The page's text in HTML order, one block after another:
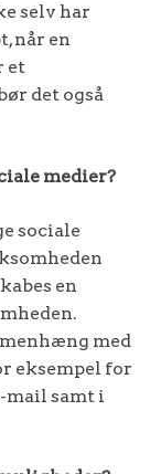
selv har
når en
et
det også
medier?
sociale
en
med
eksempel for
mail samt i